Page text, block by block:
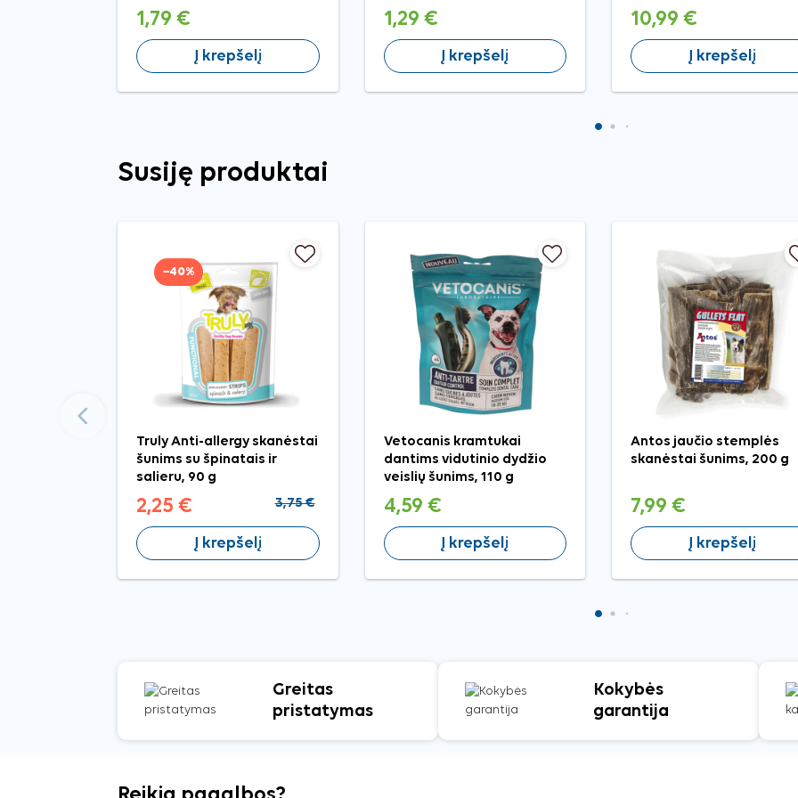
400 g
1,79 €
Į krepšelį
1,29 €
Į krepšelį
10,99 €
Į krepšelį
Susiję produktai
−40%
Truly Anti-allergy skanėstai
šunims su špinatais ir
salieru, 90 g
2,25 € 3,75 €
Į krepšelį
Vetocanis kramtukai
dantims vidutinio dydžio
veislių šunims, 110 g
4,59 €
Į krepšelį
Antos jaučio stemplės
skanėstai šunims, 200 g
7,99 €
Į krepšelį
Greitas
pristatymas
Kokybės
garantija